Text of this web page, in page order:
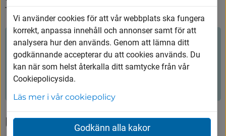
15.00
Hjälpte innehållet dig?
Upptäck mer
Vi använder cookies för att vår webbplats ska fungera
korrekt, anpassa innehåll och annonser samt för att
analysera hur den används. Genom att lämna ditt
godkännande accepterar du att cookies används. Du
kan när som helst återkalla ditt samtycke från vår
Cookiepolicysida.
Läs mer i vår cookiepolicy
Godkänn alla kakor